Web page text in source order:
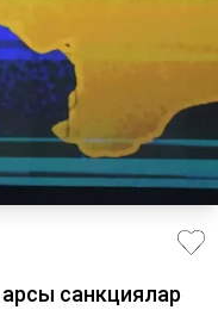
санкциялар